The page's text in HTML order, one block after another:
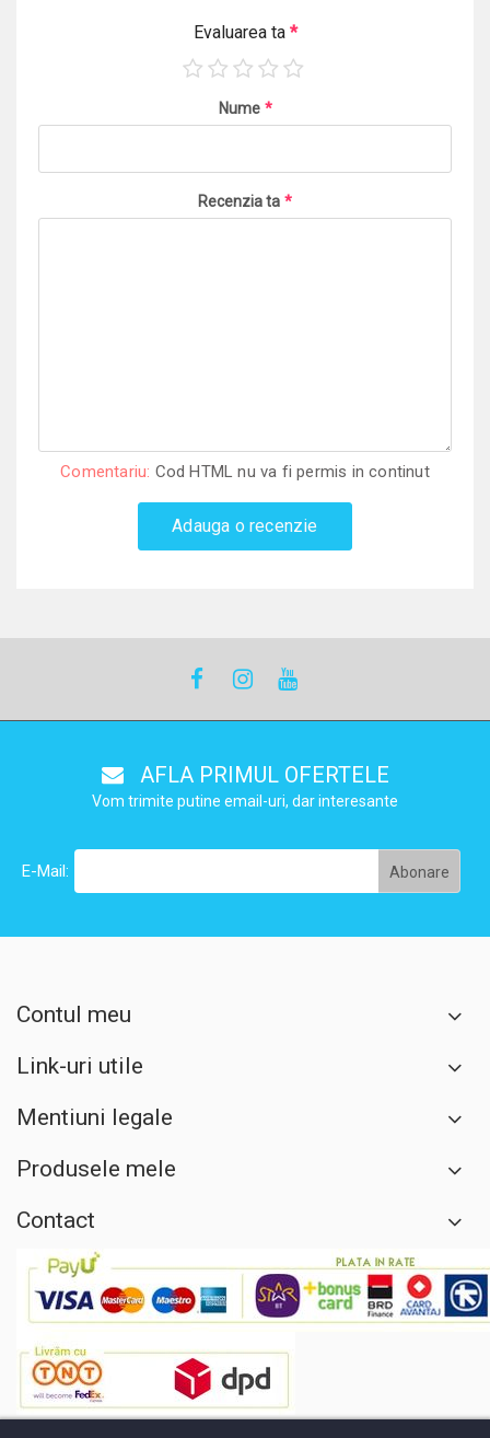
Evaluarea ta *
Nume *
Recenzia ta *
Comentariu: Cod HTML nu va fi permis in continut
Adauga o recenzie
AFLA PRIMUL OFERTELE
Vom trimite putine email-uri, dar interesante
E-Mail:
Contul meu
Link-uri utile
Mentiuni legale
Produsele mele
Contact